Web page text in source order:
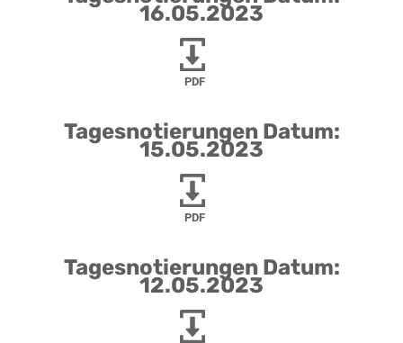
16.05.2023
PDF
Tagesnotierungen Datum:
15.05.2023
PDF
Tagesnotierungen Datum:
12.05.2023